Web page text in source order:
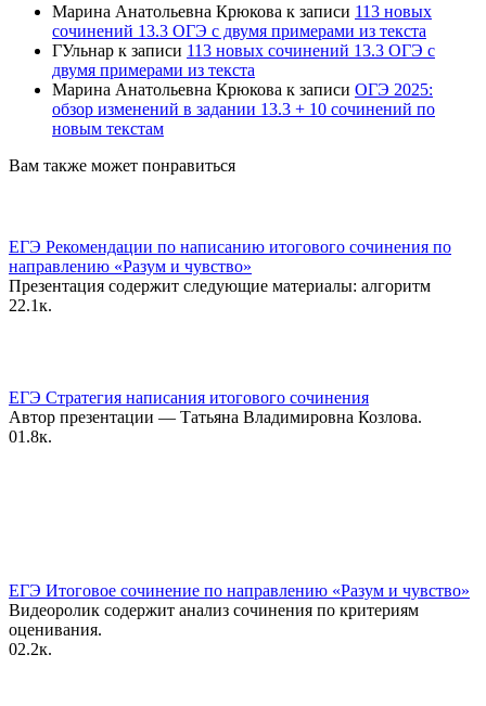
Марина Анатольевна Крюкова к записи 113 новых
сочинений 13.3 ОГЭ с двумя примерами из текста
ГУльнар к записи 113 новых сочинений 13.3 ОГЭ с
двумя примерами из текста
Марина Анатольевна Крюкова к записи ОГЭ 2025:
обзор изменений в задании 13.3 + 10 сочинений по
новым текстам
Вам также может понравиться
ЕГЭ Рекомендации по написанию итогового сочинения по
направлению «Разум и чувство»
Презентация содержит следующие материалы: алгоритм
22.1к.
ЕГЭ Стратегия написания итогового сочинения
Автор презентации — Татьяна Владимировна Козлова.
01.8к.
ЕГЭ Итоговое сочинение по направлению «Разум и чувство»
Видеоролик содержит анализ сочинения по критериям
оценивания.
02.2к.